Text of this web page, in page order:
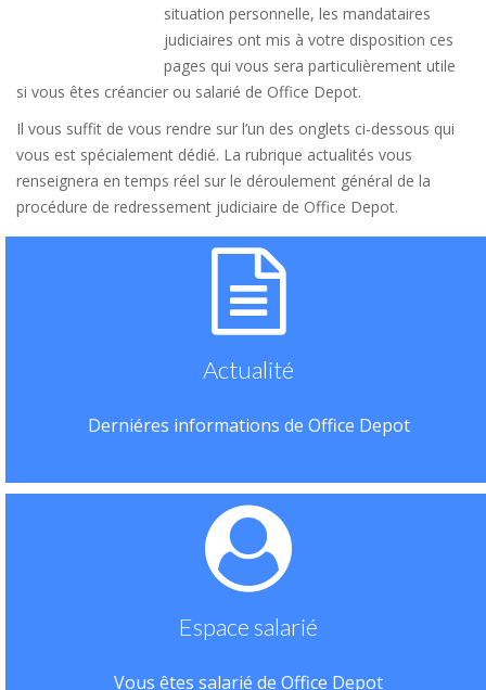
situation personnelle, les mandataires
judiciaires ont mis à votre disposition ces
pages qui vous sera particulièrement utile
si vous êtes créancier ou salarié de Office Depot.
Il vous suffit de vous rendre sur l’un des onglets ci-dessous qui
vous est spécialement dédié. La rubrique actualités vous
renseignera en temps réel sur le déroulement général de la
procédure de redressement judiciaire de Office Depot.
Actualité
Derniéres informations de Office Depot
Espace salarié
Vous êtes salarié de Office Depot